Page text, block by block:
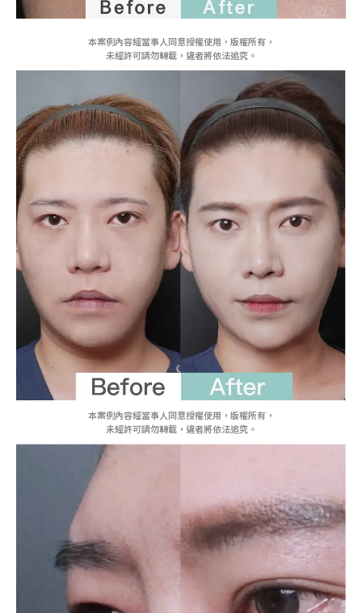
本案例內容經當事人同意授權使用，版權所有，
未經許可請勿轉載，違者將依法追究。
本案例內容經當事人同意授權使用，版權所有，
未經許可請勿轉載，違者將依法追究。